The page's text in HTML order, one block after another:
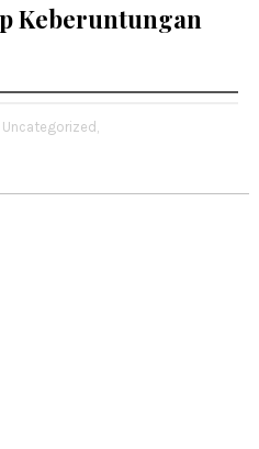
Keberuntungan
Uncategorized,